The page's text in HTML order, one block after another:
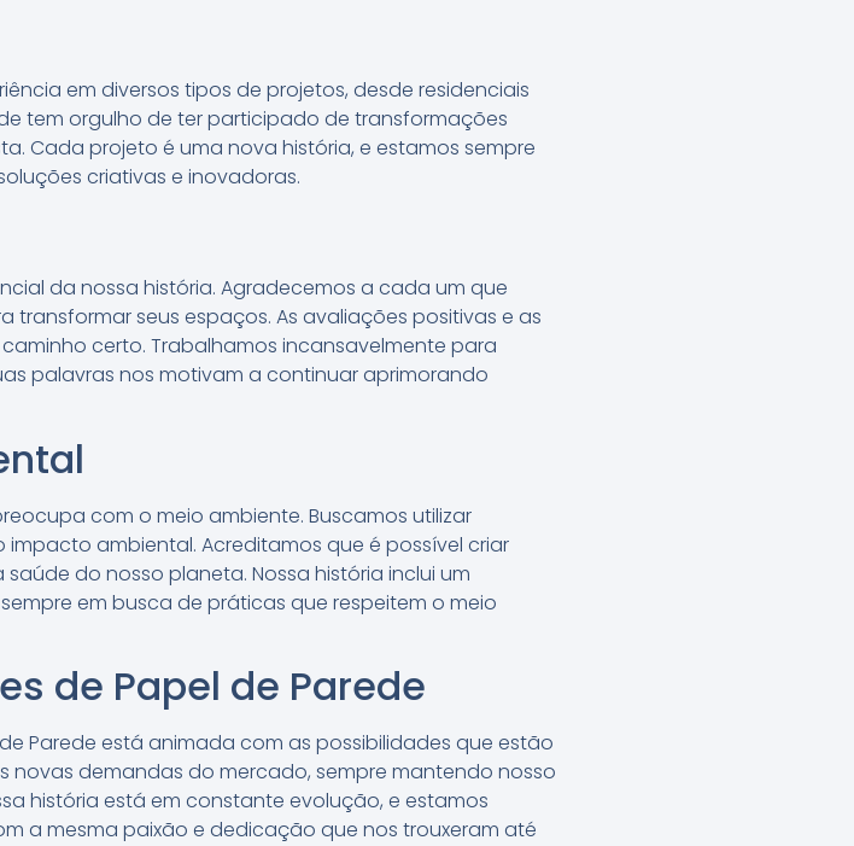
em diversos tipos de projetos, desde residenciais
tem orgulho de ter participado de transformações
Cada projeto é uma nova história, e estamos sempre
criativas e inovadoras.
da nossa história. Agradecemos a cada um que
transformar seus espaços. As avaliações positivas e as
certo. Trabalhamos incansavelmente para
palavras nos motivam a continuar aprimorando
com o meio ambiente. Buscamos utilizar
ambiental. Acreditamos que é possível criar
do nosso planeta. Nossa história inclui um
em busca de práticas que respeitem o meio
de Papel de Parede
Parede está animada com as possibilidades que estão
novas demandas do mercado, sempre mantendo nosso
história está em constante evolução, e estamos
a mesma paixão e dedicação que nos trouxeram até